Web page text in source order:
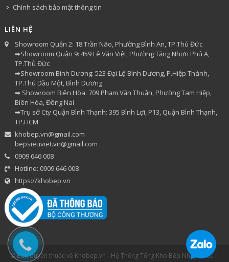
Chính sách bảo mật thông tin
LIÊN HỆ
Showroom Quận 2: 18 Trần Não, Phường Bình An, TP.Thủ Đức
➡Showroom Quận 9: 459 Lê Văn Việt, Phường Tăng Nhơn Phú A,
TP.Thủ Đức
➡Showroom Bình Dương: 523 Đại Lộ Bình Dương, P.Hiệp Thành,
TP.Thủ Dầu Một, Bình Dương
➡ Showroom Biên Hòa: 709 Phạm Văn Thuận, Phường Tam Hiệp,
Biên Hòa, Đồng Nai
➡Trụ sở Cty Quận Bình Thạnh: 395 Bình Lợi, P13, Quận Bình Thạnh,
TP.HCM
khobep.vn@gmail.com
bepsieuviet.vn@gmail.com
0909 646 008
Hotline: 0909 646 008
https://khobep.vn
© Bản quyền thuộc về Khobep.vn - Hệ Thống Tổng Kho Bếp Nhập Khẩu |